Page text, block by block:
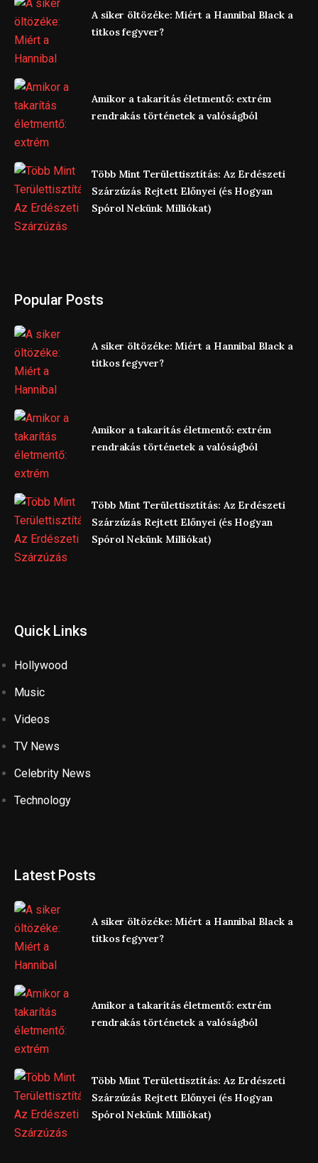
A siker öltözéke: Miért a Hannibal Black a
titkos fegyver?
Amikor a takarítás életmentő: extrém
rendrakás történetek a valóságból
Több Mint Területtisztítás: Az Erdészeti
Szárzúzás Rejtett Előnyei (és Hogyan
Spórol Nekünk Milliókat)
Popular Posts
A siker öltözéke: Miért a Hannibal Black a
titkos fegyver?
Amikor a takarítás életmentő: extrém
rendrakás történetek a valóságból
Több Mint Területtisztítás: Az Erdészeti
Szárzúzás Rejtett Előnyei (és Hogyan
Spórol Nekünk Milliókat)
Quick Links
Hollywood
Music
Videos
TV News
Celebrity News
Technology
Latest Posts
A siker öltözéke: Miért a Hannibal Black a
titkos fegyver?
Amikor a takarítás életmentő: extrém
rendrakás történetek a valóságból
Több Mint Területtisztítás: Az Erdészeti
Szárzúzás Rejtett Előnyei (és Hogyan
Spórol Nekünk Milliókat)